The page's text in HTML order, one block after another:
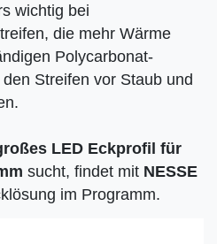
wichtig bei
die mehr Wärme
Polycarbonat-
Streifen vor Staub und
LED Eckprofil für
sucht, findet mit NESSE
im Programm.